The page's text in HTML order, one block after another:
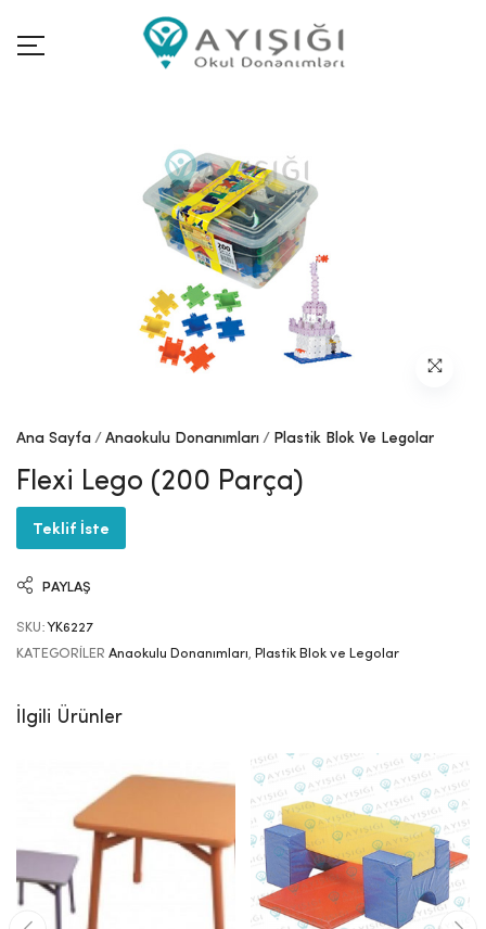
Ana Sayfa Anaokulu Donanımları Plastik Blok Ve Legolar
Flexi Lego (200 Parça)
Teklif İste
PAYLAŞ
SKU:YK6227
KATEGORILER Anaokulu Donanımları Plastik Blok ve Legolar
İlgili Ürünler